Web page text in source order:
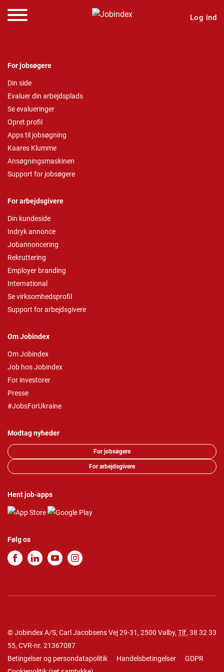
Log ind
For jobsøgere
Din side
Evaluer din arbejdsplads
Se evalueringer
Opret profil
Apps til jobsøgning
Kaares Klumme
Ansøgningsmaskinen
Support for jobsøgere
For arbejdsgivere
Din kundeside
Indryk annonce
Jobannoncering
Rekruttering
Employer branding
International
Se virksomhedsprofil
Support for arbejdsgivere
Om Jobindex
Om Jobindex
Job hos Jobindex
For investorer
Presse
#JobsForUkraine
Modtag nyheder
For jobsøgere
For arbejdsgivere
Hent job-apps
Følg os
© Jobindex A/S, Carl Jacobsens Vej 29-31, 2500 Valby, Tlf. 38 32 33
55, CVR-nr. 21367087
Betingelser og persondatapolitik
Handelsbetingelser
GDPR